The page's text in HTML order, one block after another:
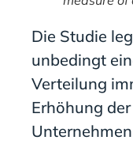
Die Studie
unbedingt
Verteilung
Erhöhung